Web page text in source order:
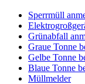
Sperrmüll
Grünabfall
Graue Tonne
Gelbe Tonne
Blaue Tonne
Müllmelder